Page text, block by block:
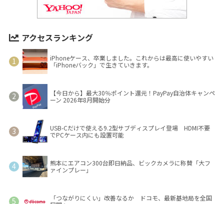
アクセスランキング
iPhoneケース、卒業しました。これからは最高に使いやすい
「iPhoneバック」で生きていきます。
【今日から】最大30％ポイント還元！PayPay自治体キャンペ
ーン 2026年8月開始分
USB-Cだけで使える9.2型サブディスプレイ登場 HDMI不要
でPCケース内にも設置可能
熊本にエアコン300台即日納品、ビックカメラに称賛「大フ
ァインプレー」
「つながりにくい」改善なるか ドコモ、最新基地局を全国